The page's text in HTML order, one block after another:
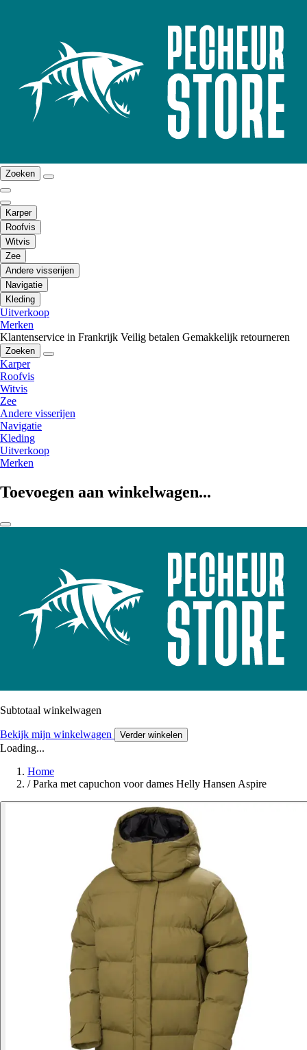
Zoeken
Karper
Roofvis
Witvis
Zee
Andere visserijen
Navigatie
Kleding
Uitverkoop
Merken
Klantenservice in Frankrijk Veilig betalen Gemakkelijk retourneren
Zoeken
Karper
Roofvis
Witvis
Zee
Andere visserijen
Navigatie
Kleding
Uitverkoop
Merken
Toevoegen aan winkelwagen...
Subtotaal winkelwagen
Bekijk mijn winkelwagen Verder winkelen
Loading...
Home
/ Parka met capuchon voor dames Helly Hansen Aspire